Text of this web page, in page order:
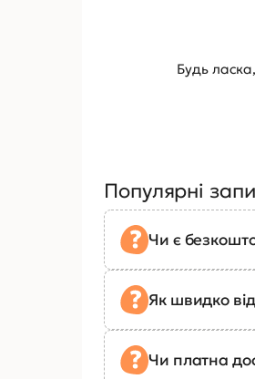
Будь
Популярні
Чи є
Як швидко
Чи платна